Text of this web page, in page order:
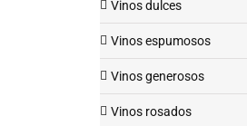
Vinos dulces
Vinos espumosos
Vinos generosos
Vinos rosados